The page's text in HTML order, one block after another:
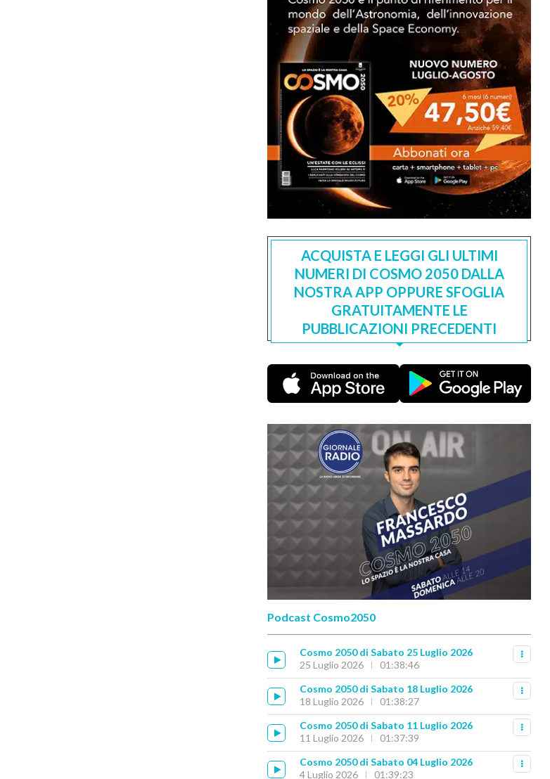
ACQUISTA E LEGGI GLI ULTIMI
NUMERI DI COSMO 2050 DALLA
NOSTRA APP OPPURE SFOGLIA
GRATUITAMENTE LE
PUBBLICAZIONI PRECEDENTI
Podcast Cosmo2050
Cosmo 2050 di Sabato 25 Luglio 2026
25 Luglio 2026
01:38:46
Cosmo 2050 di Sabato 18 Luglio 2026
18 Luglio 2026
01:38:27
Cosmo 2050 di Sabato 11 Luglio 2026
11 Luglio 2026
01:37:39
Cosmo 2050 di Sabato 04 Luglio 2026
4 Luglio 2026
01:39:23